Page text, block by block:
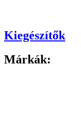
Kiegészítők
Márkák: